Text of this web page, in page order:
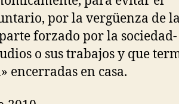
por la vergüenza de
forzado por la
o sus trabajos y que
encerradas en casa.